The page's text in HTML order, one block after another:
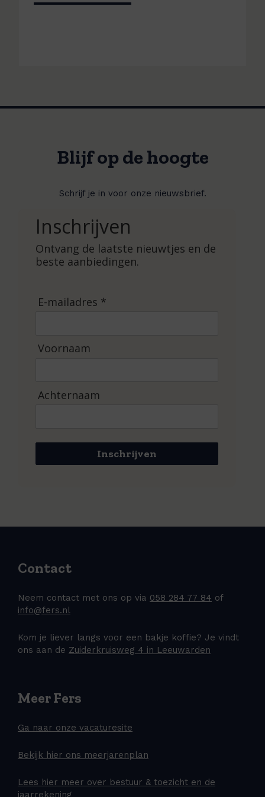
Blijf op de hoogte
Schrijf je in voor onze nieuwsbrief.
Inschrijven
Ontvang de laatste nieuwtjes en de
beste aanbiedingen.
E-mailadres *
Voornaam
Achternaam
Inschrijven
Contact
Neem contact met ons op via 058 284 77 84 of
info@fers.nl
Kom je liever langs voor een bakje koffie? Je vindt
ons aan de Zuiderkruisweg 4 in Leeuwarden
Meer Fers
Ga naar onze vacaturesite
Bekijk hier ons meerjarenplan
Lees hier meer over bestuur & toezicht en de
jaarrekening